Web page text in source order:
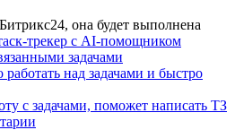
она будет выполнена
трекер с AI-помощником
задачами
над задачами и быстро
с задачами, поможет написать ТЗ